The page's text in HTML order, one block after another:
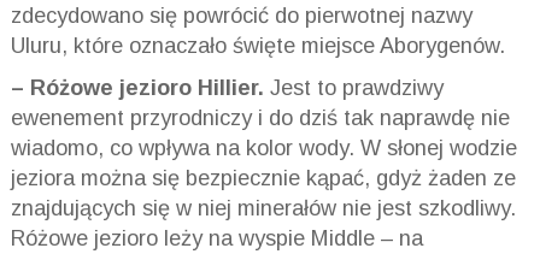
zdecydowano się powrócić do pierwotnej nazwy
Uluru, które oznaczało święte miejsce Aborygenów.
– Różowe jezioro Hillier. Jest to prawdziwy
ewenement przyrodniczy i do dziś tak naprawdę nie
wiadomo, co wpływa na kolor wody. W słonej wodzie
jeziora można się bezpiecznie kąpać, gdyż żaden ze
znajdujących się w niej minerałów nie jest szkodliwy.
Różowe jezioro leży na wyspie Middle – na